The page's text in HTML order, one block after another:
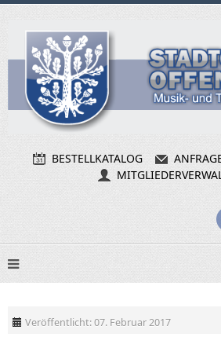
BESTELLKATALOG
Veröffentlicht: 07. Februar 2017